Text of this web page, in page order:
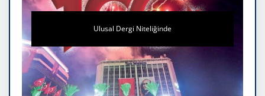
Ulusal Dergi Niteliğinde